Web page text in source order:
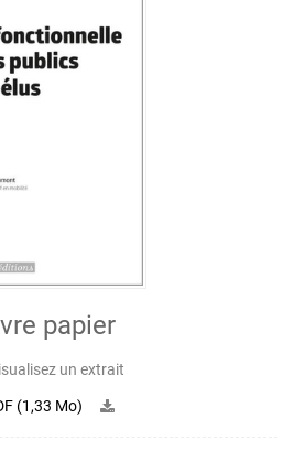
papier
un extrait
(1,33 Mo)